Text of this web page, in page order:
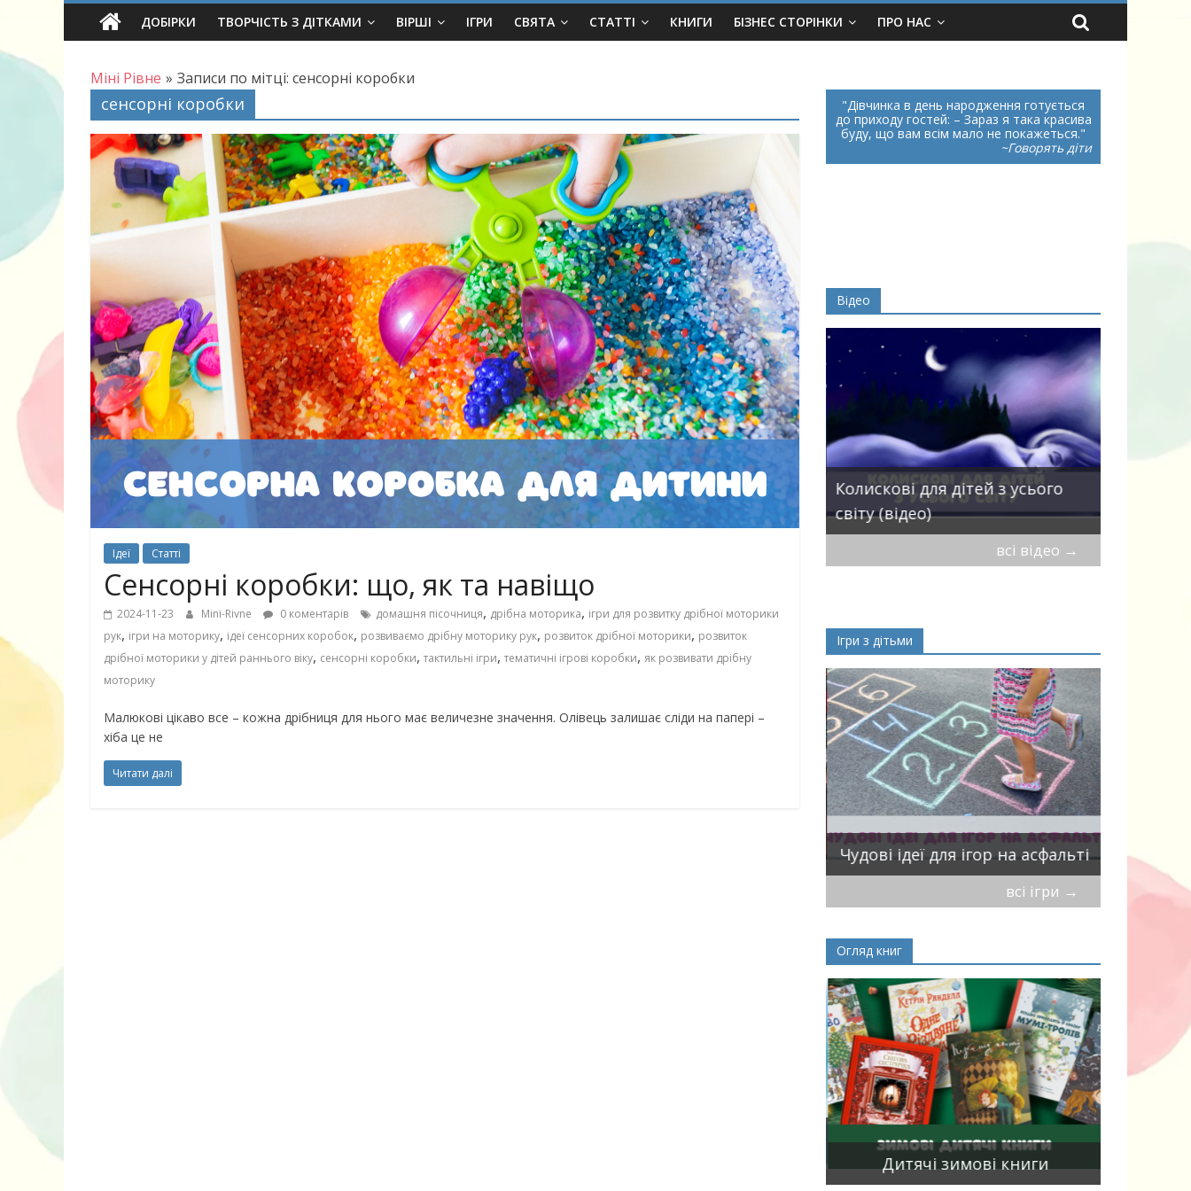
Skip
ДОБІРКИ ТВОРЧІСТЬ З ДІТКАМИ ВІРШІ ІГРИ СВЯТА СТАТТІ КНИГИ БІЗНЕС СТОРІНКИ ПРО НАС
Міні Рівне » Записи по мітці: сенсорні коробки
сенсорні коробки
Ідеї Статті
Сенсорні коробки: що, як та навіщо
2024-11-23 Mini-Rivne 0 коментарів домашня пісочниця, дрібна моторика, ігри для розвитку дрібної моторики
рук, ігри на моторику, ідеї сенсорних коробок, розвиваємо дрібну моторику рук, розвиток дрібної моторики, розвиток
дрібної моторики у дітей раннього віку, сенсорні коробки, тактильні ігри, тематичні ігрові коробки, як розвивати дрібну
моторику
Малюкові цікаво все – кожна дрібниця для нього має величезне значення. Олівець залишає сліди на папері –
хіба це не
Читати далі
Дівчинка в день народження готується
до приходу гостей: – Зараз я така красива
буду, що вам всім мало не покажеться.
~Говорять діти
Відео
30 найкрасивіших пісень про
Чарівні українські колискові
пісні для дітей (слова та
музика)
Колискові для дітей з усього
світу (відео)
всі відео →
Ігри з дітьми
Чудові ідеї для ігор на асфальті
мирись,
всі ігри →
Огляд книг
Дитячі зимові книги